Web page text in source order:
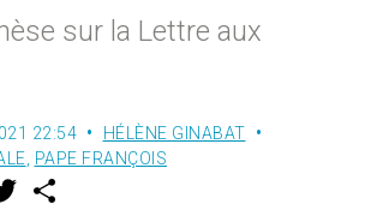
sur la Lettre aux
22:54
HÉLÈNE GINABAT
PAPE FRANÇOIS